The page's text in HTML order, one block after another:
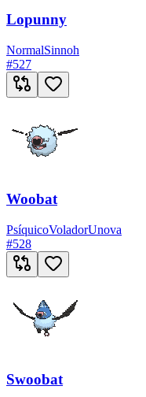
Lopunny
NormalSinnoh
#527
Woobat
PsíquicoVoladorUnova
#528
Swoobat